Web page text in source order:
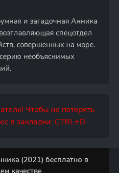
и загадочная Анника
спецотдел
совершенных на море.
необъяснимых
Чтобы не потерять
в закладки: CTRL+D
(2021) бесплатно в
качестве